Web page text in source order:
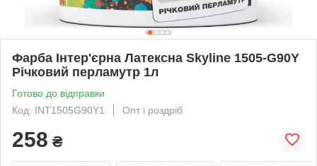
Фарба Інтер'єрна Латексна Skyline 1505-G90Y
Річковий перламутр 1л
Готово до відправки
Код: INT1505G90Y1
Опт і роздріб
258 ₴